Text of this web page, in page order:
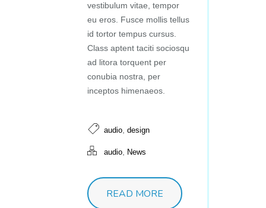
vestibulum vitae, tempor
eu eros. Fusce mollis tellus
id tortor tempus cursus.
Class aptent taciti sociosqu
ad litora torquent per
conubia nostra, per
inceptos himenaeos.
audio design
audio News
READ MORE